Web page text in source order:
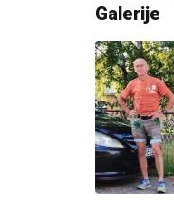
Galerije